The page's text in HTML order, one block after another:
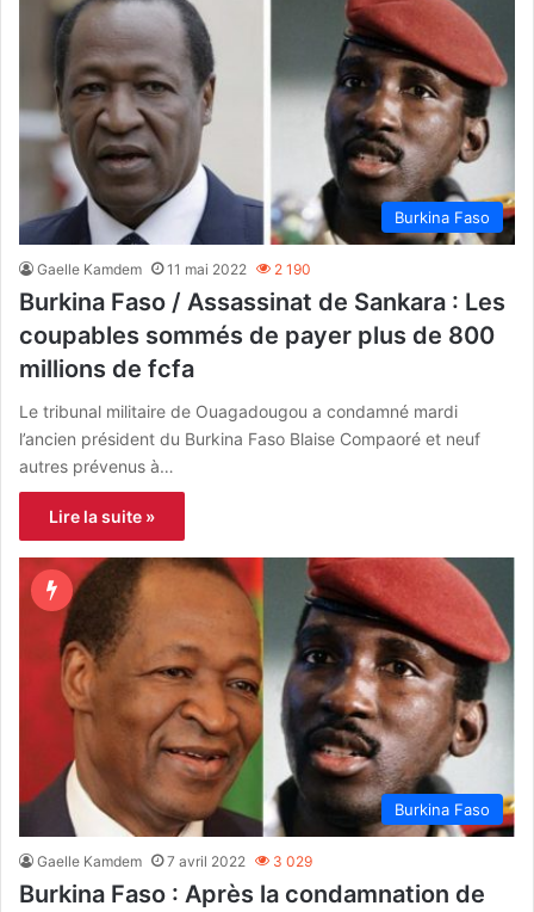
Burkina Faso
Gaelle Kamdem 11 mai 2022 2 190
Burkina Faso / Assassinat de Sankara : Les
coupables sommés de payer plus de 800
millions de fcfa
Le tribunal militaire de Ouagadougou a condamné mardi
l’ancien président du Burkina Faso Blaise Compaoré et neuf
autres prévenus à…
Lire la suite »
Burkina Faso
Gaelle Kamdem 7 avril 2022 3 029
Burkina Faso : Après la condamnation de